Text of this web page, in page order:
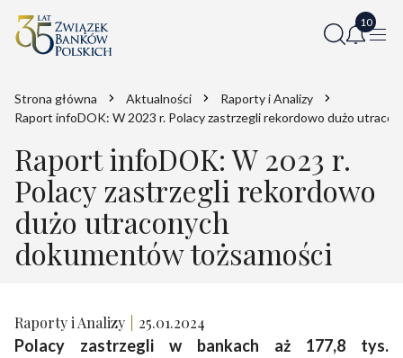
Strona główna Aktualności
Raporty i Analizy
Raport infoDOK: W 2023 r. Polacy zastrzegli rekordowo dużo
Raport infoDOK: W 2023 r.
Polacy zastrzegli rekordowo
dużo utraconych
dokumentów tożsamości
Raporty i Analizy 25.01.2024
Polacy zastrzegli w bankach aż 177,8 tys.